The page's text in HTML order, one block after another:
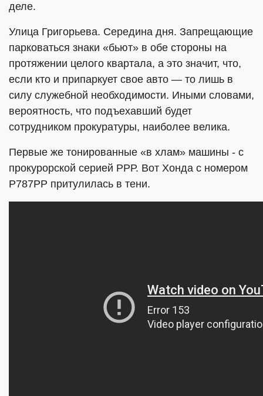
деле.
Улица Григорьева. Середина дня. Запрещающие
парковаться знаки «бьют» в обе стороны на
протяжении целого квартала, а это значит, что,
если кто и припаркует свое авто — то лишь в
силу служебной необходимости. Иными словами,
вероятность, что подъехавший будет
сотрудником прокуратуры, наиболее велика.
Первые же тонированные «в хлам» машины - с
прокурорской серией РРР. Вот Хонда с номером
Р787РР притулилась в тени.